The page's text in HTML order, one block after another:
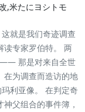
,米たにヨシトモ
就是我们奇迹调查
专家罗伯特。 两
那是对来自全世
在为调查而造访的地
利亚像。 在判定奇
父组合的事件簿，